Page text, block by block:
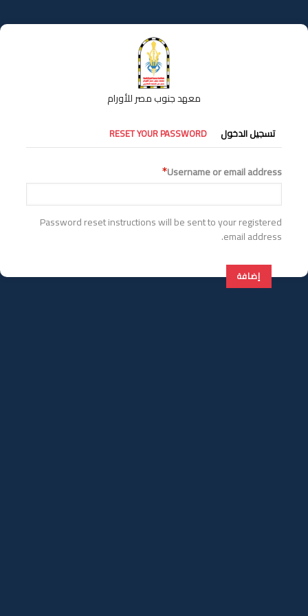
إلى
المحتوى
معهد جنوب مصر للأورام
التبويبات
الأساسية
تسجيل الدخول RESET YOUR PASSWORD
Username or email address
Password reset instructions will be sent to your registered
email address.